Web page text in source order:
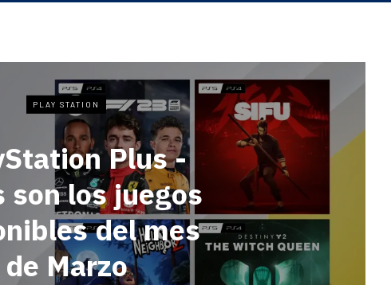
PLAY STATION
Plus -
son los juegos
del mes
de Marzo